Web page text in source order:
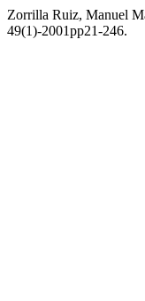
Zorrilla Ruiz, Manuel
49(1)-2001pp21-246.